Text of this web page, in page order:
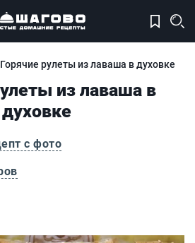
Горячие рулеты из лаваша в духовке
из лаваша в
духовке
с фото